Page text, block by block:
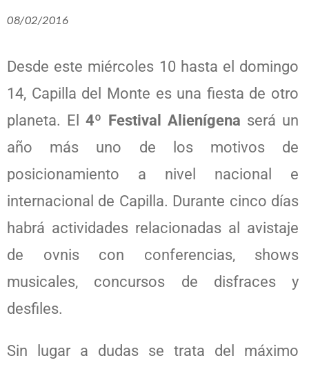
08/02/2016
Desde este miércoles 10 hasta el domingo
14, Capilla del Monte es una fiesta de otro
planeta. El4º Festival Alienígena será un
año más uno de los motivos de
posicionamiento a nivel nacional e
internacional de Capilla. Durante cinco días
habrá actividades relacionadas al avistaje
de ovnis con conferencias, shows
musicales, concursos de disfraces y
desfiles.
Sin lugar a dudas se trata del máximo